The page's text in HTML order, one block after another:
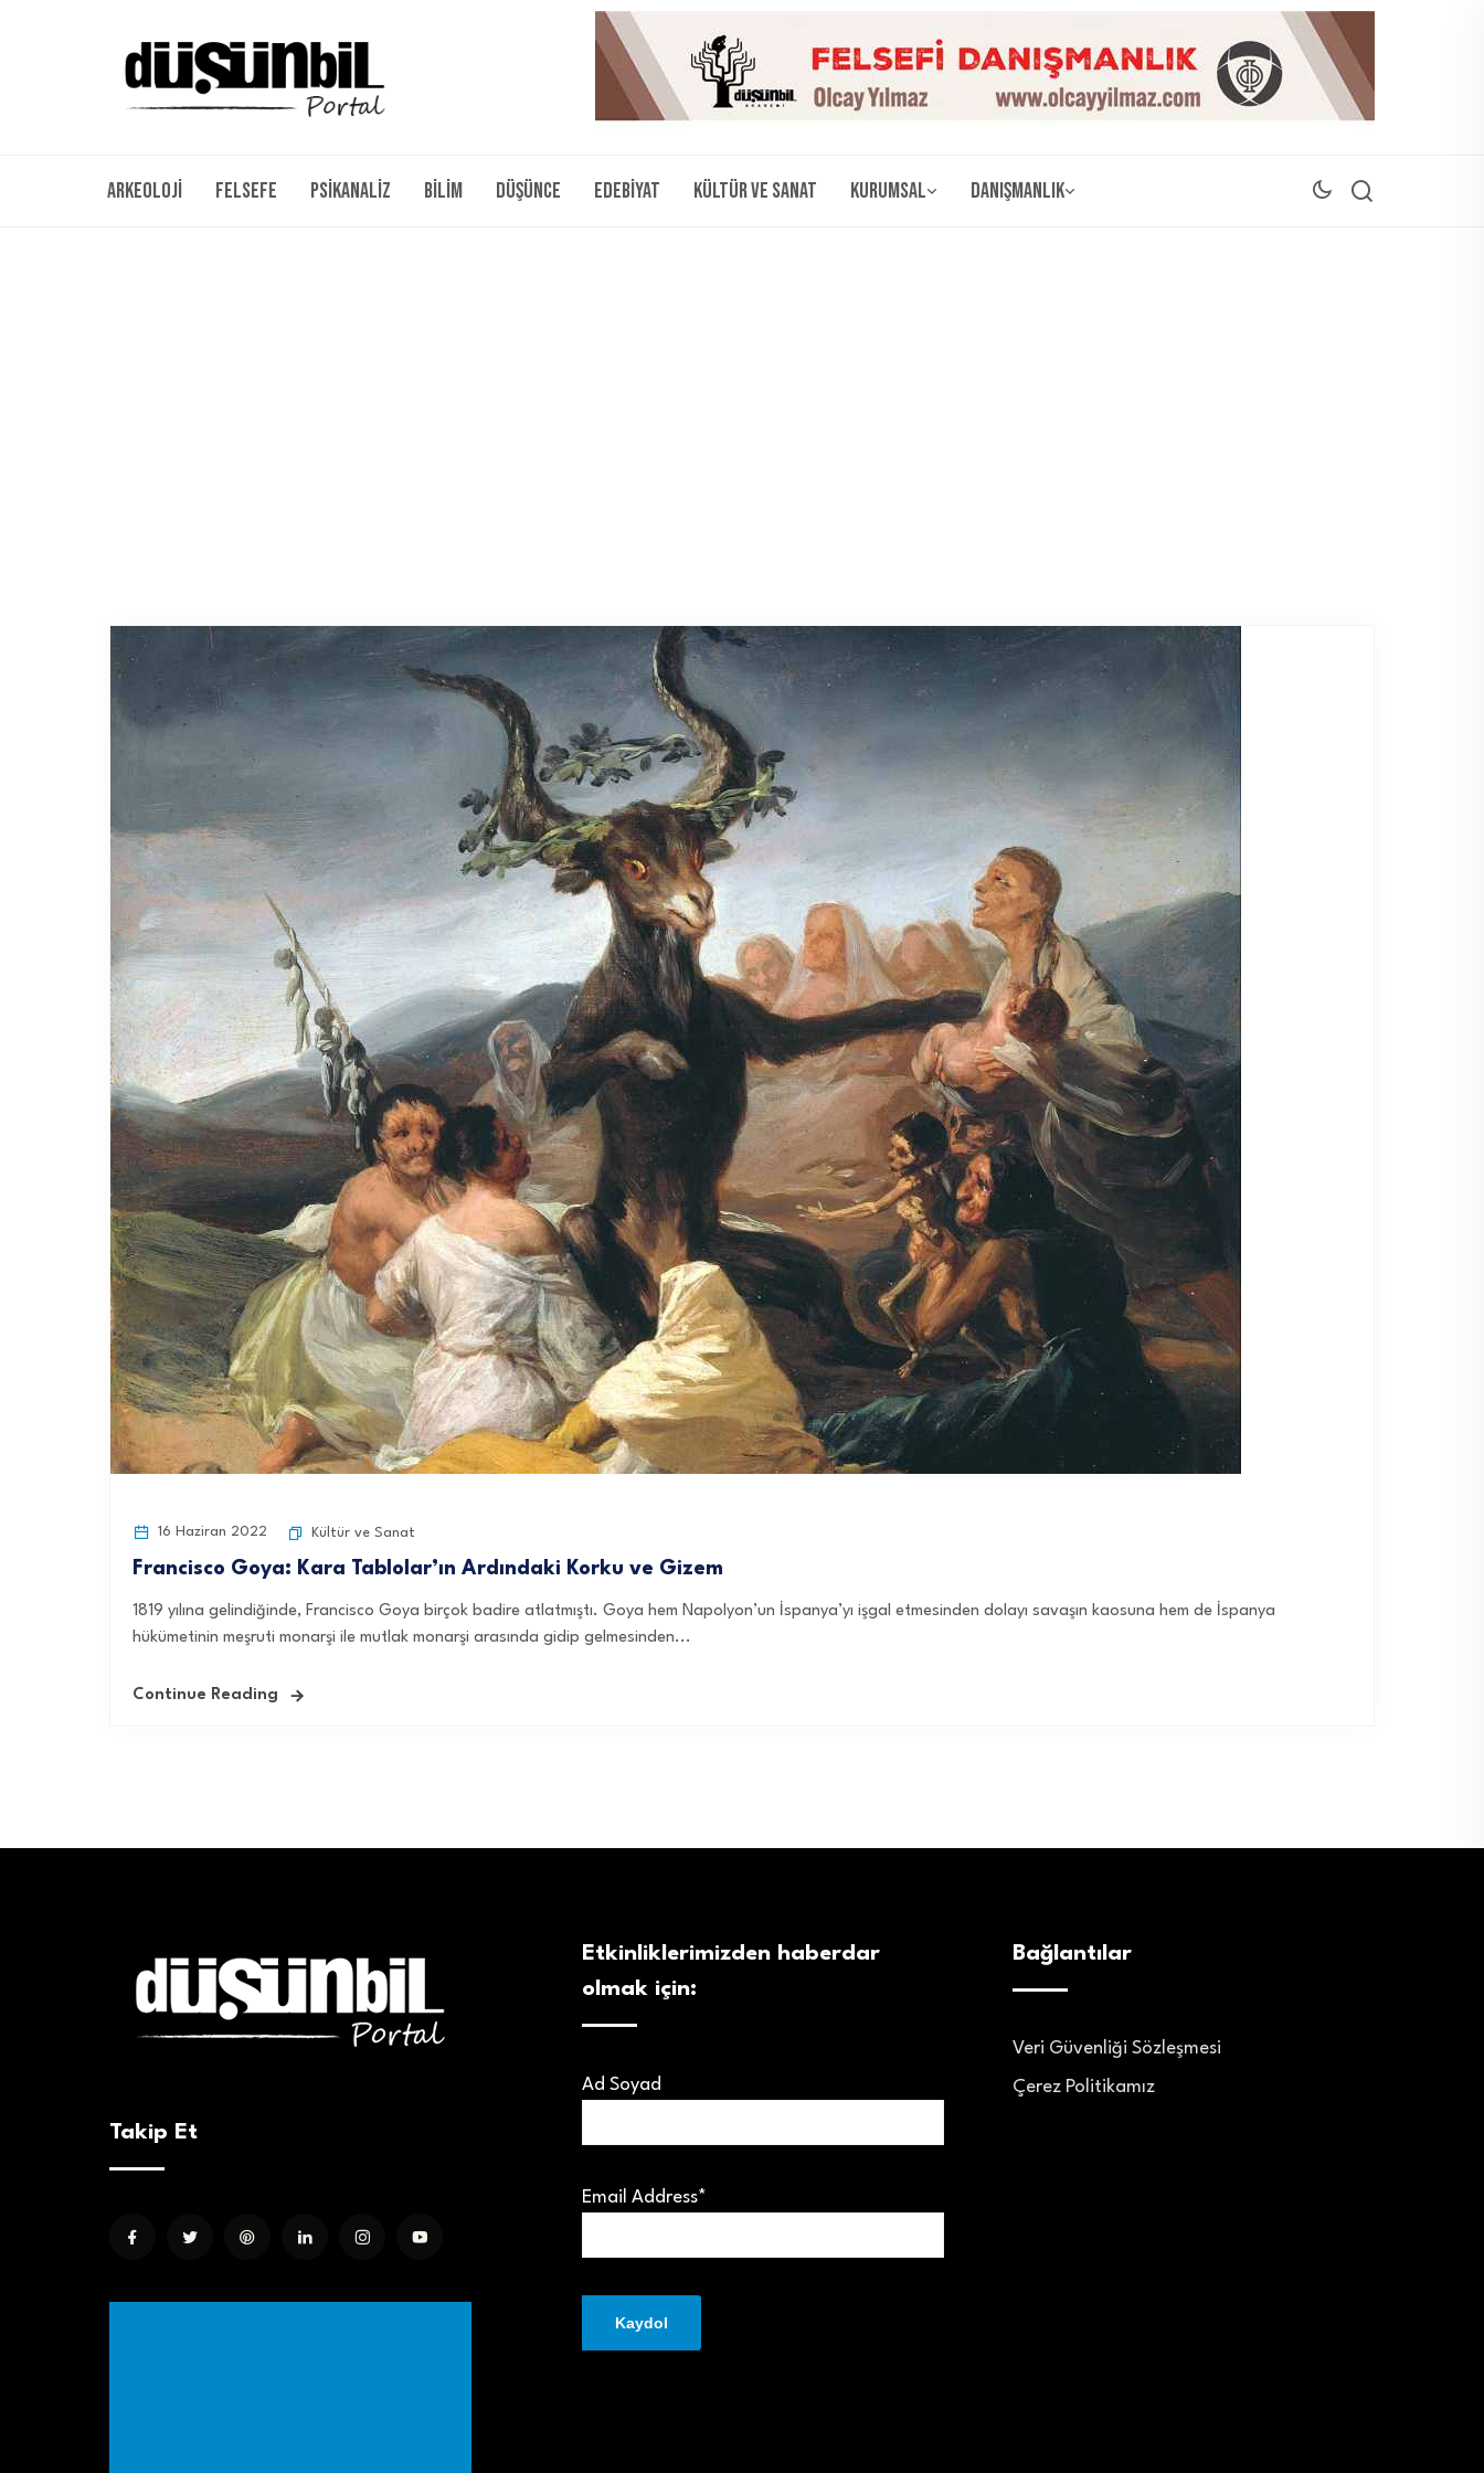
Arkeoloji Felsefe Psikanaliz Bilim Düşünce Edebiyat Kültür ve Sanat Kurumsal Danışmanlık
16 Haziran 2022 Kültür ve Sanat
Francisco Goya: Kara Tablolar’ın Ardındaki Korku ve Gizem
1819 yılına gelindiğinde, Francisco Goya birçok badire atlatmıştı. Goya hem Napolyon’un İspanya’yı işgal etmesinden dolayı savaşın kaosuna hem de İspanya
hükümetinin meşruti monarşi ile mutlak monarşi arasında gidip gelmesinden...
Continue Reading
Takip Et
Etkinliklerimizden haberdar
olmak için:
Ad Soyad
Email Address*
Bağlantılar
Veri Güvenliği Sözleşmesi
Çerez Politikamız